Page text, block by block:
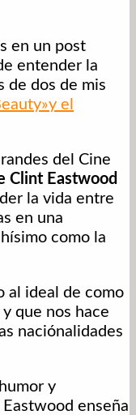
en un post
entender la
de dos de mis
el
del Cine
Clint Eastwood
la vida entre
en una
como la
al ideal de como
que nos hace
naciónalidades
y
enseña